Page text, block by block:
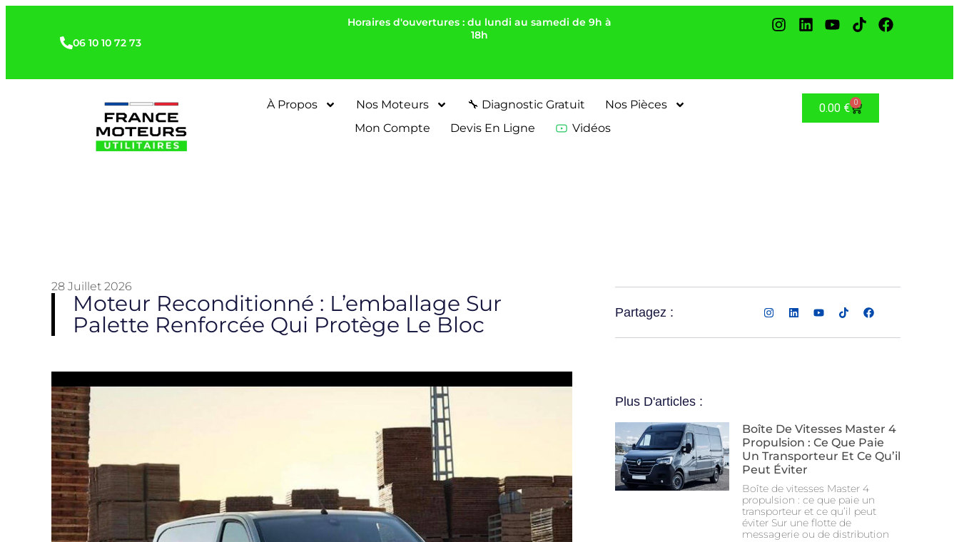
06 10 10 72 73
Horaires d'ouvertures : du lundi au samedi de 9h à
18h
À Propos Nos Moteurs 🔧 Diagnostic Gratuit
Nos Pièces
Mon Compte
Devis En Ligne Vidéos
0.00 € 0
28 Juillet 2026
Moteur Reconditionné : L’emballage Sur
Palette Renforcée Qui Protège Le Bloc
Partagez :
Plus D'articles :
Boîte De Vitesses Master 4
Propulsion : Ce Que Paie
Un Transporteur Et Ce Qu’il
Peut Éviter
Boîte de vitesses Master 4
propulsion : ce que paie un
transporteur et ce qu’il peut
éviter Sur une flotte de
messagerie ou de distribution